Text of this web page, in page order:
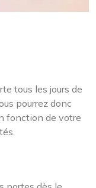
tous les jours de
pourrez donc
fonction de votre